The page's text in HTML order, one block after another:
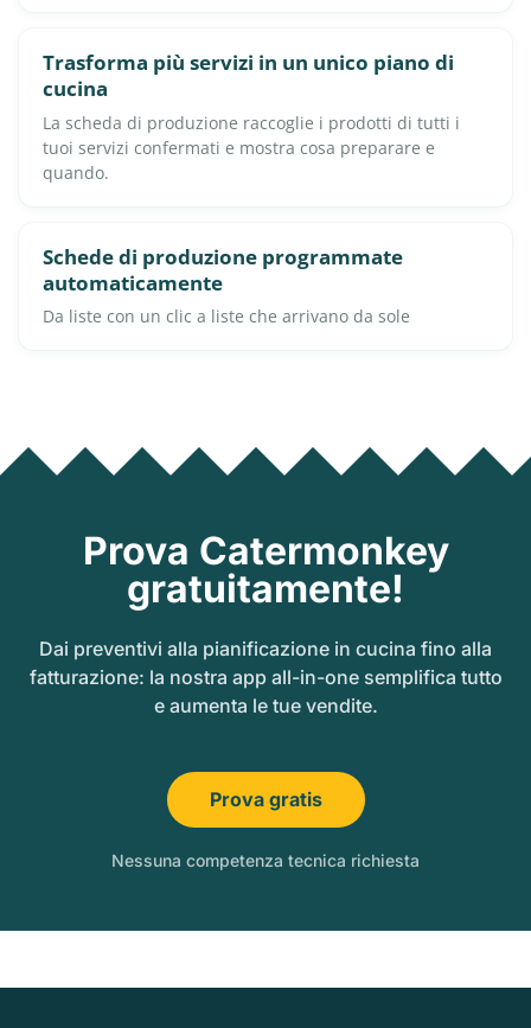
Trasforma più servizi in un unico piano di
cucina
La scheda di produzione raccoglie i prodotti di tutti i
tuoi servizi confermati e mostra cosa preparare e
quando.
Schede di produzione programmate
automaticamente
Da liste con un clic a liste che arrivano da sole
Prova Catermonkey
gratuitamente!
Dai preventivi alla pianificazione in cucina fino alla
fatturazione: la nostra app all-in-one semplifica tutto
e aumenta le tue vendite.
Prova gratis
Nessuna competenza tecnica richiesta